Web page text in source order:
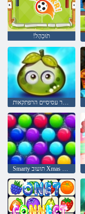
!תֹוּכַהְל
פירות יער עסיסיים הרפתקאות
Smarty תועוב Xmas תרודהמ